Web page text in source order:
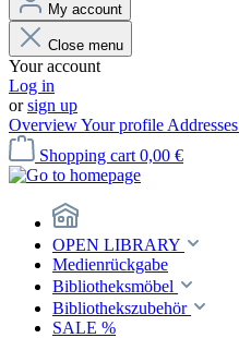
My account
Close menu
Your account
Log in
orsign up
OverviewYour profile Addresses
Shopping cart 0,00 €
OPEN LIBRARY
Medienrückgabe
Bibliotheksmöbel
Bibliothekszubehör
SALE %